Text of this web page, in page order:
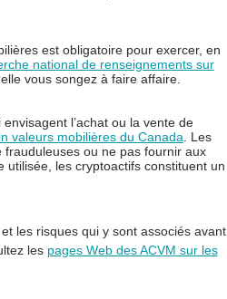
est obligatoire pour exercer, en
national de renseignements sur
vous songez à faire affaire.
l’achat ou la vente de
valeurs mobilières du Canada . Les
ou ne pas fournir aux
utilisée, les cryptoactifs constituent un
les risques qui y sont associés avant
les pages Web des ACVM sur les